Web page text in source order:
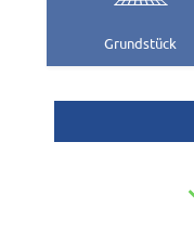
Grundstück